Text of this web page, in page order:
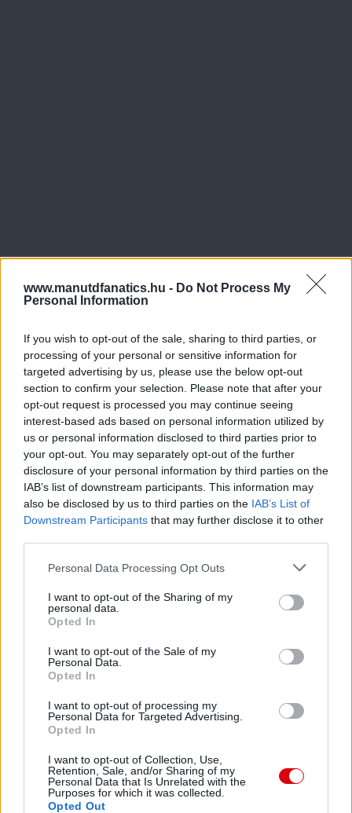
www.manutdfanatics.hu - Do Not Process My
Personal Information
If you wish to opt-out of the sale, sharing to third parties, or
processing of your personal or sensitive information for
targeted advertising by us, please use the below opt-out
section to confirm your selection. Please note that after your
opt-out request is processed you may continue seeing
interest-based ads based on personal information utilized by
us or personal information disclosed to third parties prior to
your opt-out. You may separately opt-out of the further
disclosure of your personal information by third parties on the
IAB’s list of downstream participants. This information may
also be disclosed by us to third parties on the IAB’s List of
Downstream Participants that may further disclose it to other
Please note that this website/app uses one or more Google
not limited to your visit or usage behaviour. You may click to
grant or deny consent to Google and its third-party tags to
use your data for below specified purposes in below Google
consent section.
Personal Data Processing Opt Outs
I want to opt-out of the Sharing of my
personal data.
Opted In
I want to opt-out of the Sale of my
Personal Data.
Opted In
I want to opt-out of processing my
Personal Data for Targeted Advertising.
Opted In
I want to opt-out of Collection, Use,
Retention, Sale, and/or Sharing of my
Personal Data that Is Unrelated with the
Purposes for which it was collected.
Opted Out
Meccs Center
Leeds UnitedvsManchester
United
Felkészülési szezon 5. mérkőzés
Croke Park, Dublin
2026-08-12 20:30
2 nap 12 óra 34 perc 42 másodperc